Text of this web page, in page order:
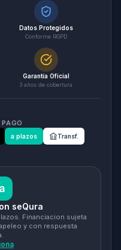
Datos Protegidos
Conforme RGPD
Garantía Oficial
3 años de cobertura
a plazos Transf.
seQura
Financiacion sujeta
y con respuesta